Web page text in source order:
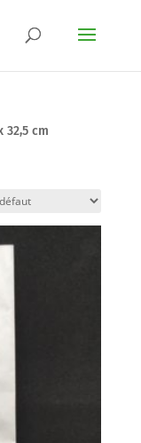
32,5 cm